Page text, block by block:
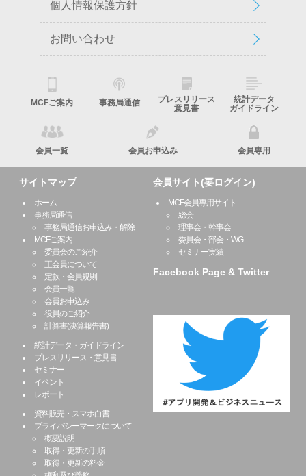
個人情報保護方針
お問い合わせ
MCFご案内 事務局通信
プレスリリース
意見書
統計データ
ガイドライン
会員一覧 会員お申込み 会員専用
サイトマップ
ホーム
事務局通信
事務局通信お申込み・解除
MCFご案内
委員会のご紹介
正会員について
定款・会員規則
会員一覧
会員お申込み
役員のご紹介
計算書(決算報告書)
統計データ・ガイドライン
プレスリリース・意見書
セミナー
イベント
レポート
資料販売・スマホ白書
プライバシーマークについて
概要説明
取得・更新の手順
取得・更新の料金
会員サイト(要ログイン)
MCF会員専用サイト
総会
理事会・幹事会
委員会・部会・WG
セミナー実績
Facebook Page & Twitter